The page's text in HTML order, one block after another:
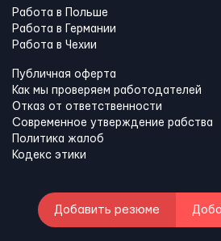
Работа в Польше
Работа в Германии
Работа в Чехии
Публичная оферта
Как мы проверяем работодателей
Отказ от ответственности
Современное утверждение рабства
Политика жалоб
Кодекс этики
Добавить резюме